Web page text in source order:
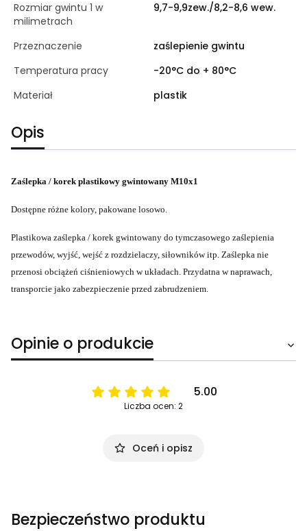
Rozmiar gwintu 1 w
milimetrach
9,7-9,9zew./8,2-8,6 wew.
Przeznaczenie
zaślepienie gwintu
Temperatura pracy
-20°C do + 80°C
Materiał
plastik
Opis
Zaślepka / korek plastikowy gwintowany M10x1
Dostępne różne kolory, pakowane losowo.
Plastikowa zaślepka / korek gwintowany do tymczasowego zaślepienia
przewodów, wyjść, wejść z rozdzielaczy, siłowników itp. Zaślepka nie
przenosi obciążeń ciśnieniowych w układach. Przydatna w naprawach,
transporcie jako zabezpieczenie przed zabrudzeniem.
Opinie o produkcie
5.00
Liczba ocen: 2
Oceń i opisz
Bezpieczeństwo produktu